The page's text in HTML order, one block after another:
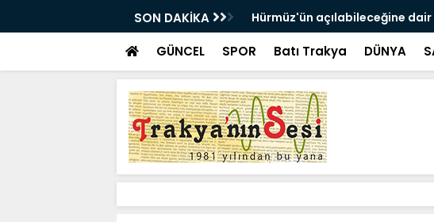
SON DAKİKA Hürmüz'ün açılabileceğine
GÜNCEL SPOR Batı Trakya DÜNYA